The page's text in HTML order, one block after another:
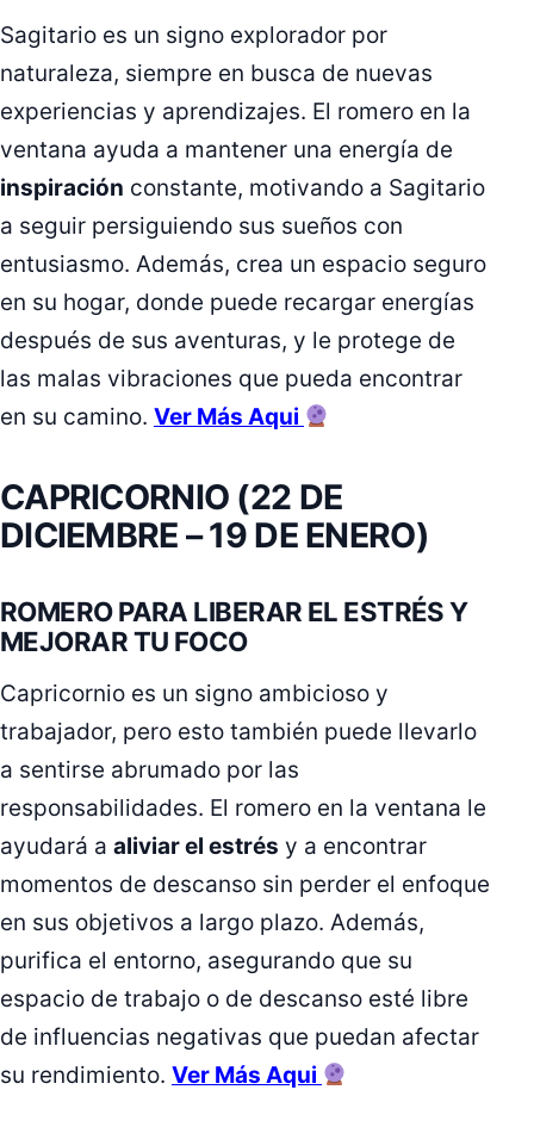
Sagitario es un signo explorador por
naturaleza, siempre en busca de nuevas
experiencias y aprendizajes. El romero en la
ventana ayuda a mantener una energía de
inspiración constante, motivando a Sagitario
a seguir persiguiendo sus sueños con
entusiasmo. Además, crea un espacio seguro
en su hogar, donde puede recargar energías
después de sus aventuras, y le protege de
las malas vibraciones que pueda encontrar
en su camino. Ver Más Aqui
CAPRICORNIO (22 DE
DICIEMBRE – 19 DE ENERO)
ROMERO PARA LIBERAR EL ESTRÉS Y
MEJORAR TU FOCO
Capricornio es un signo ambicioso y
trabajador, pero esto también puede llevarlo
a sentirse abrumado por las
responsabilidades. El romero en la ventana le
ayudará a aliviar el estrés y a encontrar
momentos de descanso sin perder el enfoque
en sus objetivos a largo plazo. Además,
purifica el entorno, asegurando que su
espacio de trabajo o de descanso esté libre
de influencias negativas que puedan afectar
su rendimiento. Ver Más Aqui